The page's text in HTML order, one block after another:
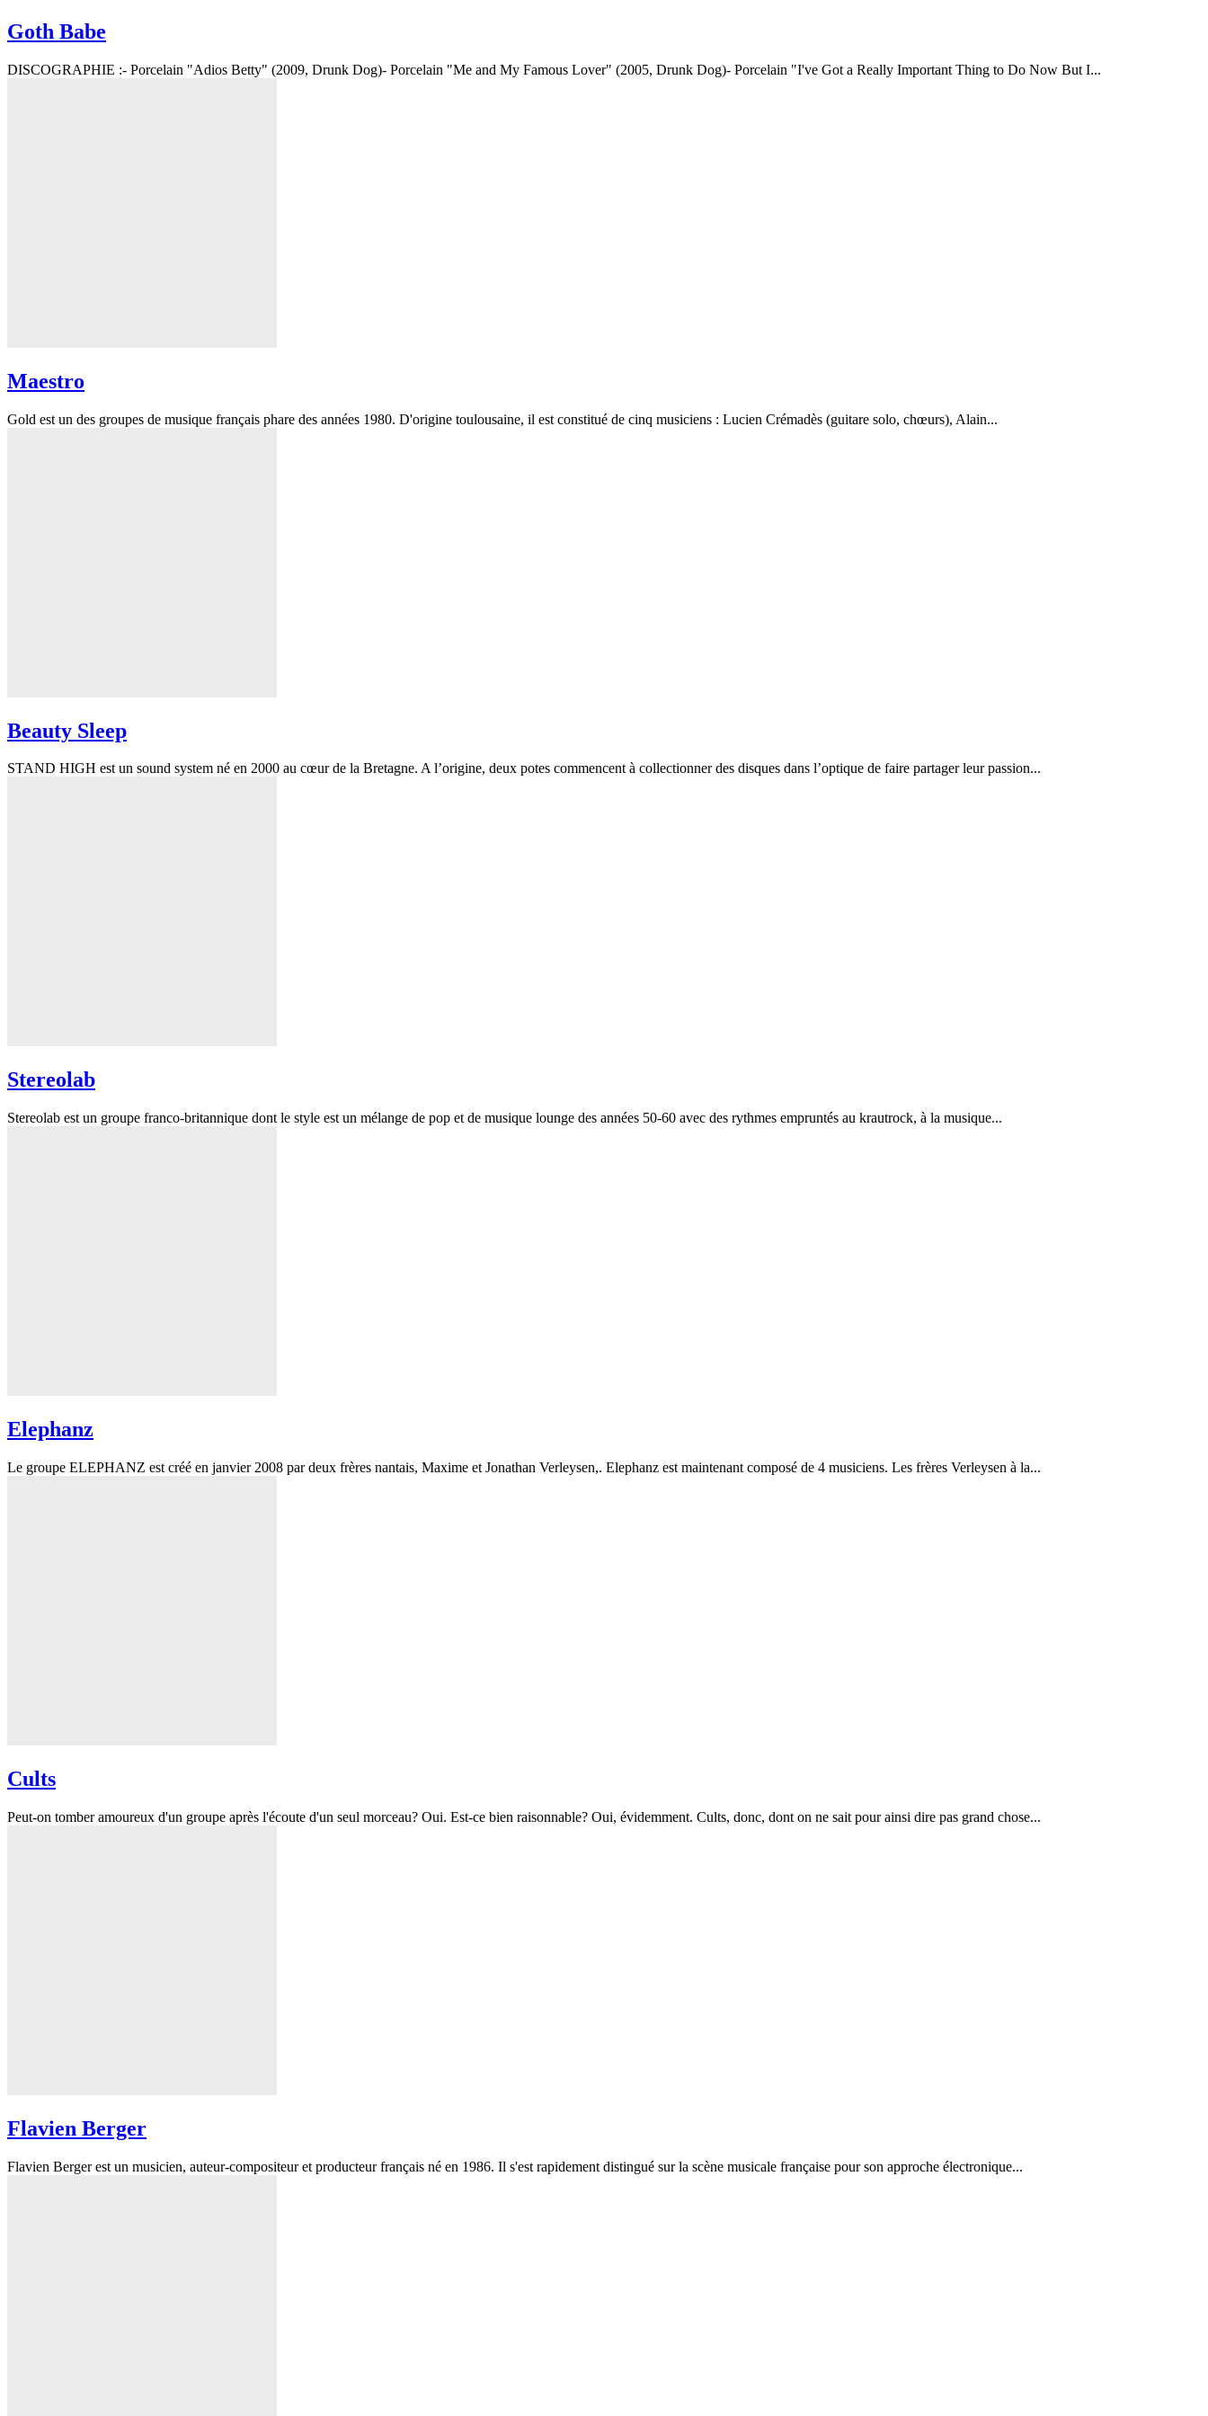
Goth Babe
DISCOGRAPHIE :- Porcelain "Adios Betty" (2009, Drunk Dog)- Porcelain "Me and My Famous Lover" (2005, Drunk Dog)- Porcelain "I've Got a Really Important Thing to Do Now But I...
Maestro
Gold est un des groupes de musique français phare des années 1980. D'origine toulousaine, il est constitué de cinq musiciens : Lucien Crémadès (guitare solo, chœurs), Alain...
Beauty Sleep
STAND HIGH est un sound system né en 2000 au cœur de la Bretagne. A l’origine, deux potes commencent à collectionner des disques dans l’optique de faire partager leur passion...
Stereolab
Stereolab est un groupe franco-britannique dont le style est un mélange de pop et de musique lounge des années 50-60 avec des rythmes empruntés au krautrock, à la musique...
Elephanz
Le groupe ELEPHANZ est créé en janvier 2008 par deux frères nantais, Maxime et Jonathan Verleysen,. Elephanz est maintenant composé de 4 musiciens. Les frères Verleysen à la...
Cults
Peut-on tomber amoureux d'un groupe après l'écoute d'un seul morceau? Oui. Est-ce bien raisonnable? Oui, évidemment. Cults, donc, dont on ne sait pour ainsi dire pas grand chose...
Flavien Berger
Flavien Berger est un musicien, auteur-compositeur et producteur français né en 1986. Il s'est rapidement distingué sur la scène musicale française pour son approche électronique...